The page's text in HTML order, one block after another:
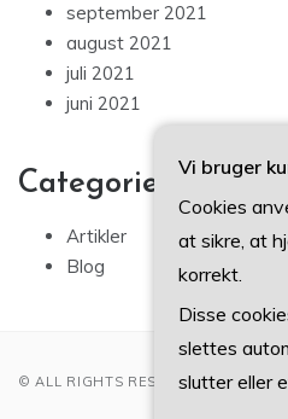
september 2021
august 2021
juli 2021
juni 2021
Categories
Artikler
Blog
© ALL RIGHTS RESERVED 2022
Vi bruger
Cookies
at sikre, at
korrekt.
Disse
slettes
slutter eller